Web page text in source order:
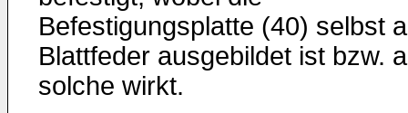
Befestigungsplatte (40) selbst
Blattfeder ausgebildet ist bzw.
solche wirkt.